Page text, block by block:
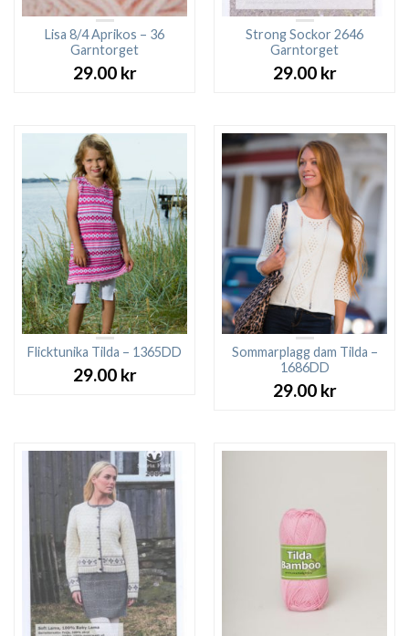
Lisa 8/4 Aprikos – 36
Garntorget
29.00 kr
Strong Sockor 2646
Garntorget
29.00 kr
Flicktunika Tilda – 1365DD
29.00 kr
Sommarplagg dam Tilda –
1686DD
29.00 kr